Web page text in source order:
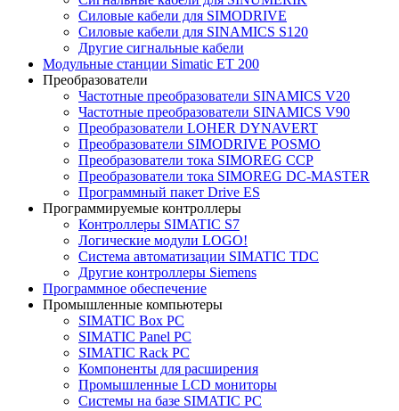
Силовые кабели для SIMODRIVE
Силовые кабели для SINAMICS S120
Другие сигнальные кабели
Модульные станции Simatic ET 200
Преобразователи
Частотные преобразователи SINAMICS V20
Частотные преобразователи SINAMICS V90
Преобразователи LOHER DYNAVERT
Преобразователи SIMODRIVE POSMO
Преобразователи тока SIMOREG CCP
Преобразователи тока SIMOREG DC-MASTER
Программный пакет Drive ES
Программируемые контроллеры
Контроллеры SIMATIC S7
Логические модули LOGO!
Система автоматизации SIMATIC TDC
Другие контроллеры Siemens
Программное обеспечение
Промышленные компьютеры
SIMATIC Box PC
SIMATIC Panel PС
SIMATIC Rack PC
Компоненты для расширения
Промышленные LCD мониторы
Системы на базе SIMATIC PC